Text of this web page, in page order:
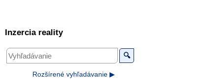
Inzercia reality
🔍
Rozšírené vyhľadávanie ▶